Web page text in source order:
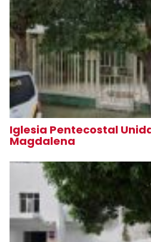
Iglesia Pentecostal
Magdalena